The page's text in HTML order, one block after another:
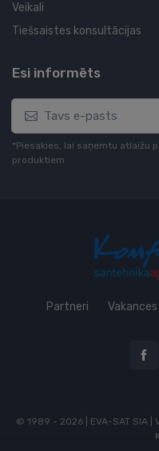
Veikali
Tiešsaistes konsultācijas
Esi informēts
*Piesakies, lai saņemtu atlaižu
produktiem
Partneri Vakances
© 1989 - 2026 | EVA-SAT SIA